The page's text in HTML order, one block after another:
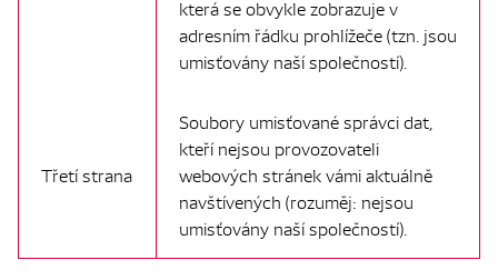
která se obvykle zobrazuje v
adresním řádku prohlížeče (tzn. jsou
umisťovány naší společností).
Třetí strana
Soubory umisťované správci dat,
kteří nejsou provozovateli
webových stránek vámi aktuálně
navštívených (rozuměj: nejsou
umisťovány naší společností).